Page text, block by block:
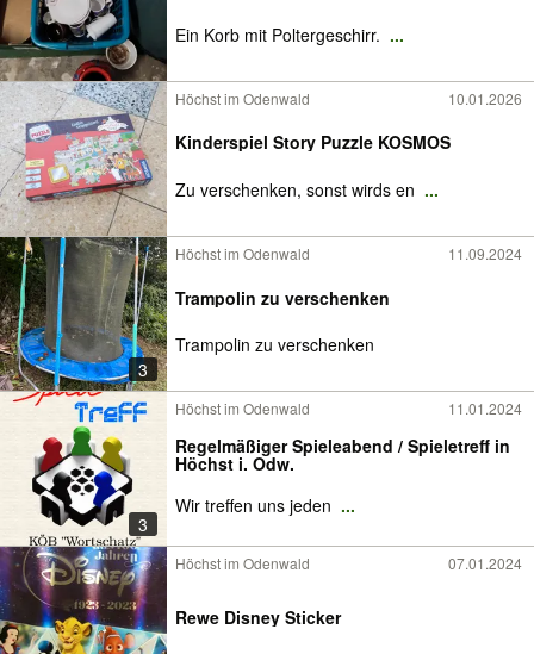
Ein Korb mit Poltergeschirr. ...
Höchst im Odenwald 10.01.2026
Kinderspiel Story Puzzle KOSMOS
Zu verschenken, sonst wirds en ...
3
Höchst im Odenwald 11.09.2024
Trampolin zu verschenken
Trampolin zu verschenken
3
Höchst im Odenwald 11.01.2024
Regelmäßiger Spieleabend / Spieletreff in
Höchst i. Odw.
Wir treffen uns jeden ...
Höchst im Odenwald 07.01.2024
Rewe Disney Sticker